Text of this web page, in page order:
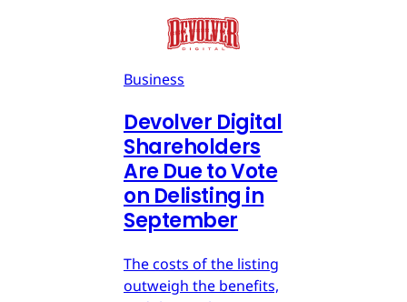
Business
Devolver Digital
Shareholders
Are Due to Vote
on Delisting in
September
The costs of the listing
outweigh the benefits,